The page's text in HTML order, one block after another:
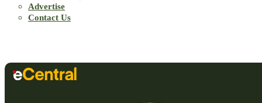
Advertise
Contact Us